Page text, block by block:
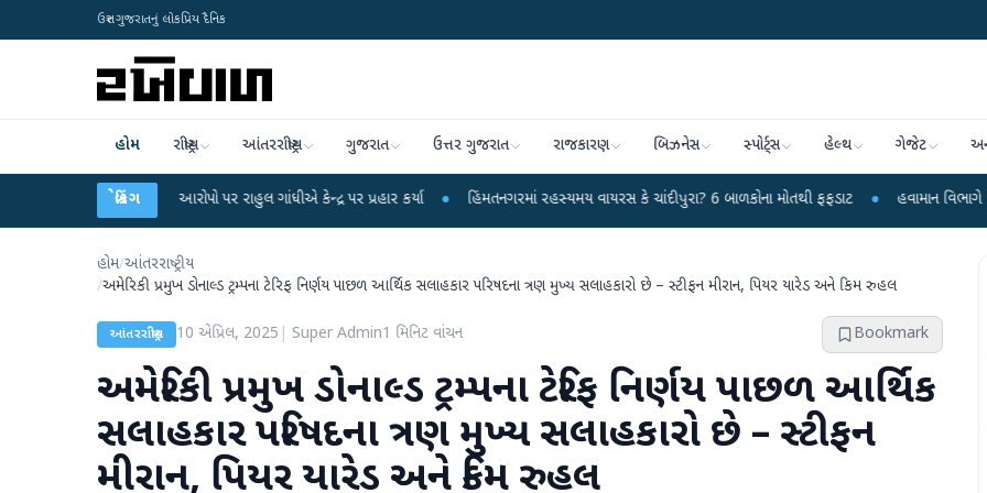
ઉત્તર ગુજરાતનું લોકપ્રિય દૈનિક
હોમ રાષ્ટ્રીય આંતરરાષ્ટ્રીય ગુજરાત ઉત્તર ગુજરાત રાજકારણ બિઝનેસ સ્પોર્ટ્સ હેલ્થ ગેજેટ
બ્રેકિંગ
પર રાહુલ ગાંધીએ કેન્દ્ર પર પ્રહાર કર્યા ● હિંમતનગરમાં રહસ્યમય વાયરસ કે ચાંદીપુરા? 6 બાળકોના મોતથી ફફડાટ ● હવામાન વિભાગે 18 રાજ્યો માટે ભારે વરસાદની
હોમ/આંતરરાષ્ટ્રીય
/અમેરિકી પ્રમુખ ડોનાલ્ડ ટ્રમ્પના ટેરિફ નિર્ણય પાછળ આર્થિક સલાહકાર પરિષદના ત્રણ મુખ્ય સલાહકારો છે – સ્ટીફન મીરાન, પિયર યારેડ અને કિમ રુહલ
આંતરરાષ્ટ્રીય 10 એપ્રિલ, 2025 Super Admin1 મિનિટ વાંચન Bookmark
અમેરિકી પ્રમુખ ડોનાલ્ડ ટ્રમ્પના ટેરિફ નિર્ણય પાછળ આર્થિક
સલાહકાર પરિષદના ત્રણ મુખ્ય સલાહકારો છે – સ્ટીફન
મીરાન, પિયર યારેડ અને કિમ રુહલ